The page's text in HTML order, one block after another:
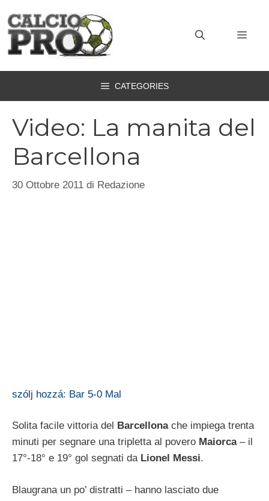
contenuto
CATEGORIES
Video: La manita del
Barcellona
30 Ottobre 2011 di Redazione
szólj hozzá: Bar 5-0 Mal
Solita facile vittoria del Barcellonache impiega trenta
minuti per segnare una tripletta al povero Maiorca– il
17°-18° e 19° gol segnati da Lionel Messi.
Blaugrana un po’ distratti – hanno lasciato due